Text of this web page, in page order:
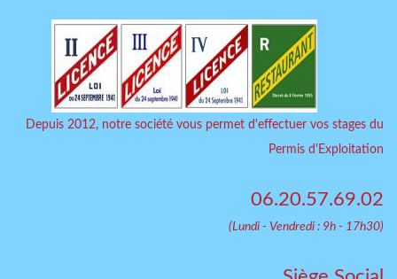
Depuis 2012, notre société vous permet d'effectuer vos stages du
Permis d'Exploitation
06.20.57.69.02
(Lundi - Vendredi : 9h - 17h30)